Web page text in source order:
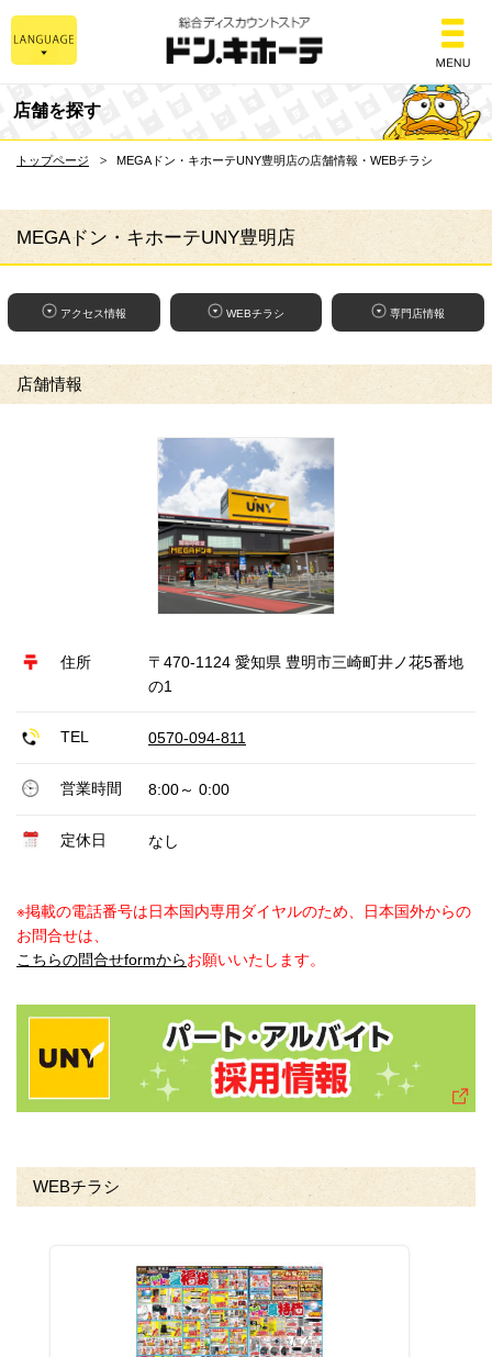
総合ディスカウント
店舗を探す
トップページ MEGAドン・キホーテUNY豊明店の店舗情報・WEBチラシ
MEGAドン・キホーテUNY豊明店
アクセス情報 WEBチラシ 専門店情報
店舗情報
住所
〒470-1124 愛知県 豊明市三崎町井ノ花5番地
の1
TEL 0570-094-811
営業時間 8:00～ 0:00
定休日 なし
※掲載の電話番号は日本国内専用ダイヤルのため、日本国外からの
お問合せは、
こちらの問合せformからお願いいたします。
WEBチラシ